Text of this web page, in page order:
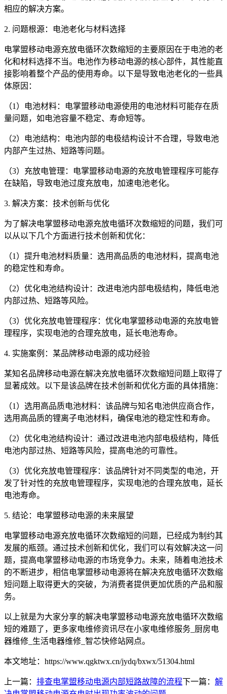
相应的解决方案。
2. 问题根源：电池老化与材料选择
电掌盟移动电源充放电循环次数缩短的主要原因在于电池的老
化和材料选择不当。电池作为移动电源的核心部件，其性能直
接影响着整个产品的使用寿命。以下是导致电池老化的一些具
体原因：
（1）电池材料：电掌盟移动电源使用的电池材料可能存在质
量问题，如电池容量不稳定、寿命短等。
（2）电池结构：电池内部的电极结构设计不合理，导致电池
内部产生过热、短路等问题。
（3）充放电管理：电掌盟移动电源的充放电管理程序可能存
在缺陷，导致电池过度充放电，加速电池老化。
3. 解决方案：技术创新与优化
为了解决电掌盟移动电源充放电循环次数缩短的问题，我们可
以从以下几个方面进行技术创新和优化：
（1）提升电池材料质量：选用高品质的电池材料，提高电池
的稳定性和寿命。
（2）优化电池结构设计：改进电池内部电极结构，降低电池
内部过热、短路等风险。
（3）优化充放电管理程序：优化电掌盟移动电源的充放电管
理程序，实现电池的合理充放电，延长电池寿命。
4. 实施案例：某品牌移动电源的成功经验
某知名品牌移动电源在解决充放电循环次数缩短问题上取得了
显著成效。以下是该品牌在技术创新和优化方面的具体措施：
（1）选用高品质电池材料：该品牌与知名电池供应商合作，
选用高品质的锂离子电池材料，确保电池的稳定性和寿命。
（2）优化电池结构设计：通过改进电池内部电极结构，降低
电池内部过热、短路等风险，提高电池的可靠性。
（3）优化充放电管理程序：该品牌针对不同类型的电池，开
发了针对性的充放电管理程序，实现电池的合理充放电，延长
电池寿命。
5. 结论：电掌盟移动电源的未来展望
电掌盟移动电源充放电循环次数缩短的问题，已经成为制约其
发展的瓶颈。通过技术创新和优化，我们可以有效解决这一问
题，提高电掌盟移动电源的市场竞争力。未来，随着电池技术
的不断进步，相信电掌盟移动电源将在解决充放电循环次数缩
短问题上取得更大的突破，为消费者提供更加优质的产品和服
务。
以上就是为大家分享的解决电掌盟移动电源充放电循环次数缩
短的难题了，更多家电维修资讯尽在小家电维修服务_厨房电
器维修_生活电器维修_智芯快修站网点。
本文地址：https://www.qgktwx.cn/jydq/bxwx/51304.html
上一篇： 排查电掌盟移动电源内部短路故障的流程​下一篇： 解